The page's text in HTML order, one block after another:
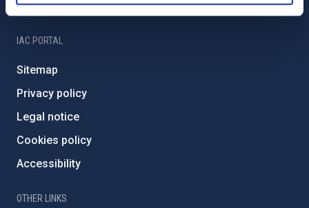
IAC Friends
IAC PORTAL
Sitemap
Privacy policy
Legal notice
Cookies policy
Accessibility
OTHER LINKS